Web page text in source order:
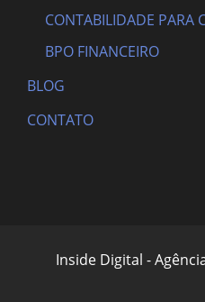
CONTABILIDADE PARA
BPO FINANCEIRO
BLOG
CONTATO
Inside Digital -